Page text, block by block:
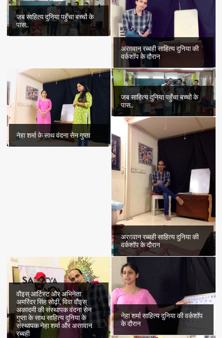
जब साहित्य दुनिया पहुँचा बच्चों के
पास..
अरग़वान रब्बही साहित्य दुनिया की
वर्कशॉप के दौरान
नेहा शर्मा के साथ वंदना सेन गुप्ता
जब साहित्य दुनिया पहुँचा बच्चों के
पास..
अरग़वान रब्बही साहित्य दुनिया की
वर्कशॉप के दौरान
वौइस् आर्टिस्ट और अभिनेता
अमरिंदर सिंह सोढ़ी, विवा वौइस्
अकादमी की संस्थापक वंदना सेन
गुप्ता के साथ साहित्य दुनिया के
संस्थापक नेहा शर्मा और अरग़वान
रब्बही
नेहा शर्मा साहित्य दुनिया की वर्कशॉप
के दौरान